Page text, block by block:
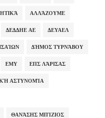
ΑΛΛΆΖΟΥΜΕ
ΔΕΔΔΗΕ ΑΕ ΔΕΥΑΕΛ
ΔΉΜΟΣ ΤΥΡΝΆΒΟΥ
ΕΜΥ ΕΠΣ ΛΆΡΙΣΑΣ
ΑΣΤΥΝΟΜΊΑ
ΘΑΝΆΣΗΣ ΜΠΊΖΙΟΣ